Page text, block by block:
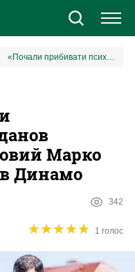
«Почали прибивати психологічно»: Богданов розкрив, чому зірковий Марко Рубен провалився в Динамо
Марко
Динамо
342
★★★★★
★★★★★ 1 голос